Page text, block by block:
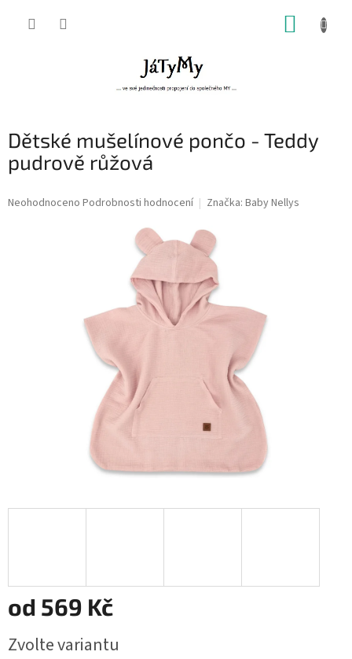
Dětské mušelínové pončo - Teddy
pudrově růžová
Průměrné
Neohodnoceno Podrobnosti hodnocení Značka: Baby Nellys
od 569 Kč
cena:
Zvolte variantu